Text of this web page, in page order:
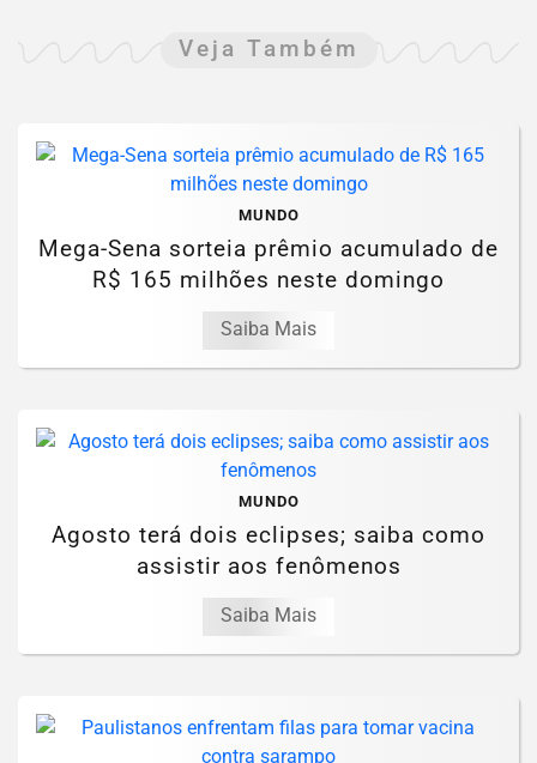
Veja Também
MUNDO
Mega-Sena sorteia prêmio acumulado de
R$ 165 milhões neste domingo
Saiba Mais
MUNDO
Agosto terá dois eclipses; saiba como
assistir aos fenômenos
Saiba Mais